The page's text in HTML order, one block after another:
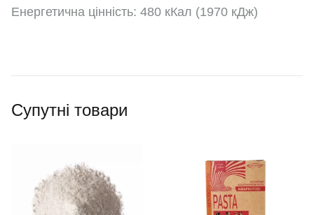
Енергетична цінність: 480 кКал (1970 кДж)
Супутні товари